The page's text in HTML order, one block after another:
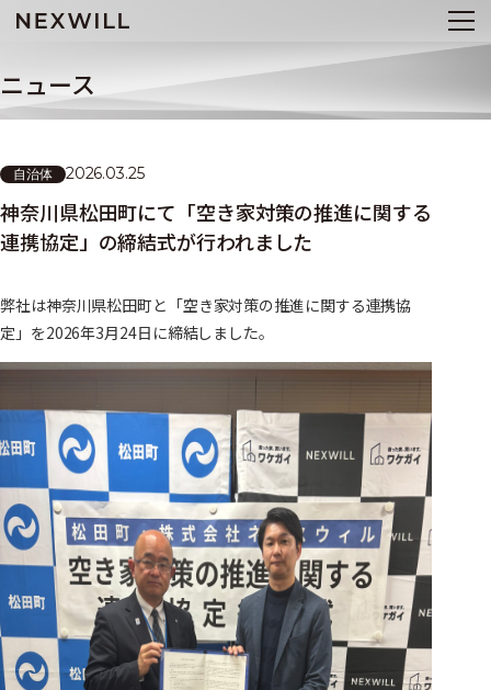
ニュース
自治体 2026.03.25
神奈川県松田町にて「空き家対策の推進に関する
連携協定」の締結式が行われました
弊社は神奈川県松田町と「空き家対策の推進に関する連携協
定」を2026年3月24日に締結しました。